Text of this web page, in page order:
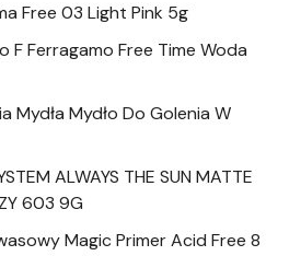
Free 03 Light Pink 5g
F Ferragamo Free Time Woda
Mydła Mydło Do Golenia W
ALWAYS THE SUN MATTE
603 9G
Magic Primer Acid Free 8